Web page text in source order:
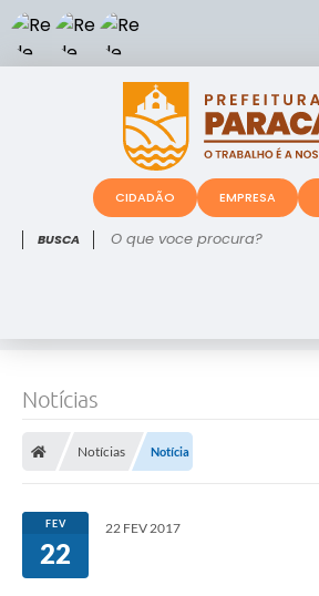
O que voce procura?
CIDADÃO EMPRESA
Notícias
Notícias Notícia
FEV
22
22 FEV 2017